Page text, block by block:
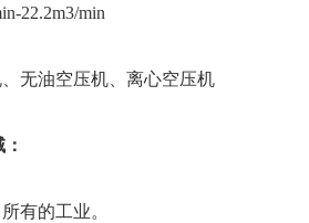
22.2m3/min
无油空压机、离心空压机
有的工业。